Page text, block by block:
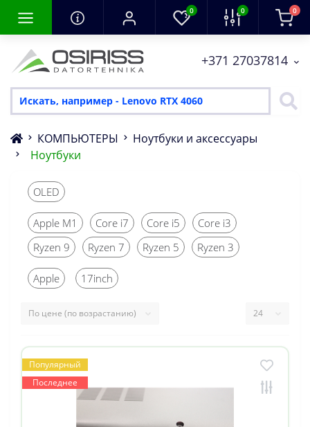
0 0 0
+371 27037814
КОМПЬЮТЕРЫ
Ноутбуки и аксессуары
Ноутбуки
OLED
Apple M1 Core i7 Core i5
Core i3
Ryzen 9
Ryzen 7 Ryzen 5 Ryzen 3
Apple 17inch
Популярный
Последнее